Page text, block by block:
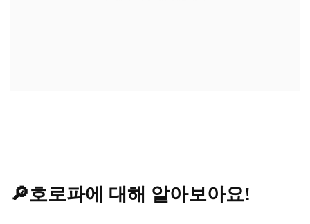
🔎호로파에 대해 알아보아요!